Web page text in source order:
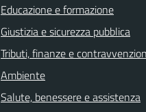
Educazione e formazione
Giustizia e sicurezza pubblica
Tributi, finanze e
Ambiente
Salute, benessere e assistenza